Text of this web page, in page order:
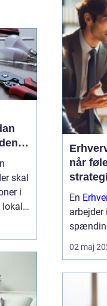
til
skal
i
lokal
når
En
arbejder i
Fokus
02 maj